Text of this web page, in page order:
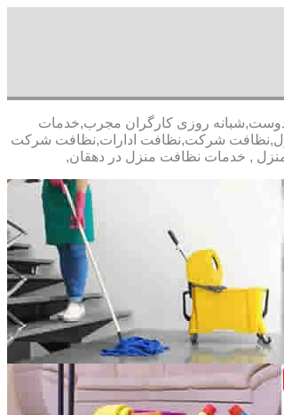
آقای نظام دوست,شبانه روزی کارگران مجرب,خدمات
شرکت,نظافت ادارات,نظافت شرکت
, خدمات نظافت منزل در دهقان,